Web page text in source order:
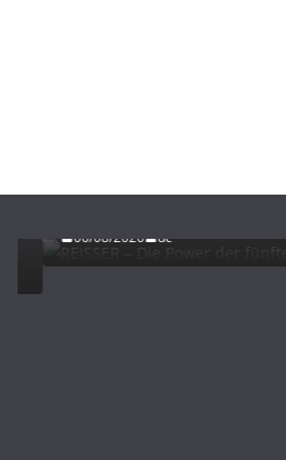
REISSER – Die Power der
06/08/2026 dc